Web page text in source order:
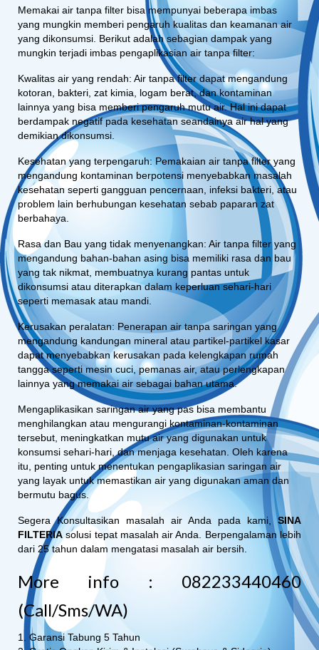
Memakai air tanpa filter bisa mempunyai beberapa imbas
yang mungkin memberi pengaruh kualitas dan keamanan air
yang dikonsumsi. Berikut adalah sebagian dampak yang
mungkin terjadi imbas pengaplikasian air tanpa filter:
Kwalitas air yang rendah: Air tanpa filter dapat mengandung
kotoran, bakteri, zat kimia, logam berat, dan kontaminan
lainnya yang bisa memberi pengaruh mutu air. Hal ini dapat
berdampak negatif pada kesehatan seandainya air hal yang
demikian dikonsumsi.
Kesehatan yang terpengaruh: Pemakaian air tanpa filter yang
mengandung kontaminan berpotensi menyebabkan masalah
kesehatan seperti gangguan pencernaan, infeksi bakteri, atau
problem lain berhubungan kesehatan sebab paparan zat
berbahaya.
Rasa dan Bau yang tidak menyenangkan: Air tanpa filter yang
mengandung bahan-bahan asing bisa memiliki rasa dan bau
yang tak nikmat, membuatnya kurang pantas untuk
dikonsumsi atau diterapkan dalam keperluan sehari-hari
seperti memasak atau mandi.
Kerusakan peralatan: Penerapan air tanpa saringan yang
mengandung kandungan mineral atau partikel-partikel kasar
dapat menyebabkan kerusakan pada kelengkapan rumah
tangga seperti mesin cuci, pemanas air, atau perlengkapan
lainnya yang memakai air sebagai bahan utama.
Mengaplikasikan saringan air yang pas bisa membantu
menghilangkan atau mengurangi kontaminan-kontaminan
tersebut, meningkatkan mutu air yang digunakan untuk
konsumsi sehari-hari, dan menjaga kesehatan. Oleh karena
itu, penting untuk menentukan pengaplikasian saringan air
yang layak untuk memastikan air yang digunakan aman dan
bermutu bagus.
Segera Konsultasikan masalah air Anda pada kami,SINA
FILTERIA solusi tepat masalah air Anda. Berpengalaman lebih
dari 25 tahun dalam mengatasi masalah air bersih.
More info : 082233440460
(Call/Sms/WA)
1. Garansi Tabung 5 Tahun